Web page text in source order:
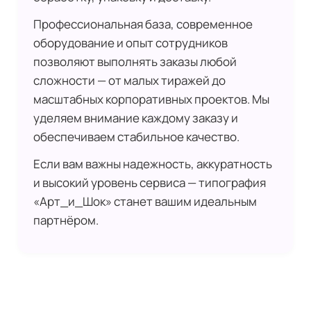
Профессиональная база, современное
оборудование и опыт сотрудников
позволяют выполнять заказы любой
сложности — от малых тиражей до
масштабных корпоративных проектов. Мы
уделяем внимание каждому заказу и
обеспечиваем стабильное качество.
Если вам важны надежность, аккуратность
и высокий уровень сервиса — типография
«Арт_и_Шок» станет вашим идеальным
партнёром.